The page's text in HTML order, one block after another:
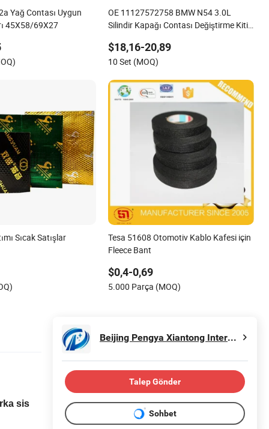
Yağ Contası Uygun
45X58/69X27
OE 11127572758 BMW N54 3.0L
Silindir Kapağı Contası Değiştirme Kiti
$18,16-20,89
10 Set (MOQ)
Sıcak Satışlar
Tesa 51608 Otomotiv Kablo Kafesi için
Fleece Bant
$0,4-0,69
5.000 Parça (MOQ)
sis
Beijing Pengya Xiantong International Trade Co., Ltd.
Talep Gönder
Sohbet